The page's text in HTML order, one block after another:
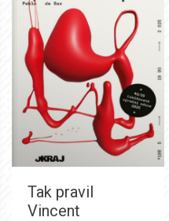
Tak pravil
Vincent